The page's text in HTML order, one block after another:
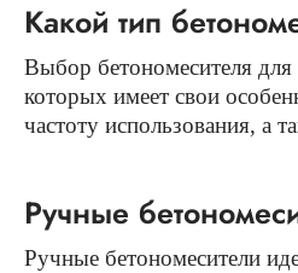
Какой тип
Выбор бетономесителя
которых имеет свои
частоту использования, а
Ручные
Ручные бетономесители